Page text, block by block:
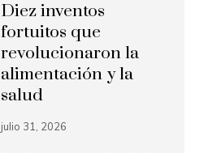
Diez inventos
fortuitos que
revolucionaron la
alimentación y la
salud
julio 31, 2026